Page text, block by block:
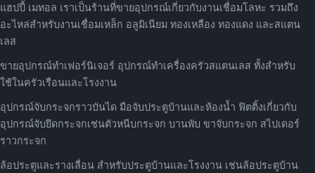
แฮปปี้ เมทอล เราเป็นร้านที่ขายอุปกรณ์เกี่ยวกับงานเชื่อมโลหะ รวมถึง
อะไหล่สำหรับงานเชื่อมเหล็ก อลูมิเนียม ทองเหลือง ทองแดง และสแตน
เลส
ขายอุปกรณ์ทำเฟอร์นิเจอร์ อุปกรณ์ทำเครื่องครัวสแตนเลส ทั้งสำหรับ
ใช้ในครัวเรือนและโรงงาน
อุปกรณ์จับกระจกราวบันได มือจับประตูบ้านและห้องน้ำ ฟิตติ้งเกี่ยวกับ
อุปกรณ์จับยึดกระจกเช่นตัวหนีบกระจก บานพับ ขาจับกระจก สไปเดอร์
ราวกระจก
ล้อประตูและรางเลื่อน สำหรับประตูบ้านและโรงงาน เช่นล้อประตูบ้าน